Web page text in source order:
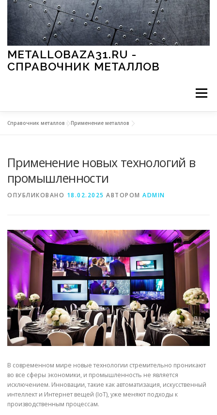
Перейти к содержимому
METALLOBAZA31.RU -
СПРАВОЧНИК МЕТАЛЛОВ
Меню
МЕТАЛЛЫ И ОКРУЖАЮЩАЯ СРЕДА
СВОЙСТВА МЕТАЛЛОВ СОРТА МЕТАЛЛОВ
СТАТЬИ
Справочник металлов »Применение металлов
Применение новых технологий в
промышленности
ОПУБЛИКОВАНО 18.02.2025 АВТОРОМ ADMIN
В современном мире новые технологии стремительно проникают
во все сферы экономики, и промышленность не является
исключением. Инновации, такие как автоматизация, искусственный
интеллект и Интернет вещей (IoT), уже меняют подходы к
производственным процессам.